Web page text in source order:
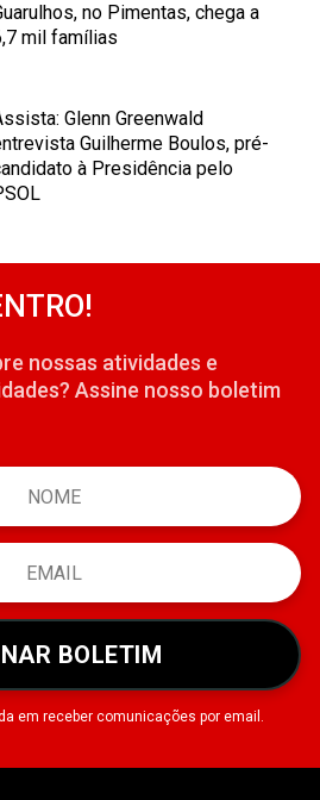
no Pimentas, chega a
mil famílias
Glenn Greenwald
Guilherme Boulos, pré-
à Presidência pelo
nossas atividades e
Assine nosso boletim
BOLETIM
em receber comunicações por email.